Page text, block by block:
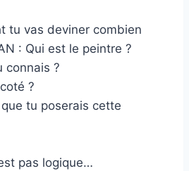
tu vas deviner combien
: Qui est le peintre ?
connais ?
?
que tu poserais cette
pas logique…